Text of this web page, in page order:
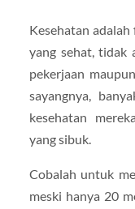
Kesehatan adalah
yang sehat, tidak
pekerjaan
sayangnya,
kesehatan
yang sibuk.
Cobalah untuk
meski hanya 20